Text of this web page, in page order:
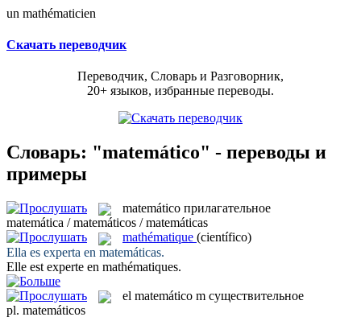
un mathématicien
Скачать переводчик
Переводчик, Словарь и Разговорник,
20+ языков, избранные переводы.
Словарь: "matemático" - переводы и
примеры
matemático прилагательное
matemática / matemáticos / matemáticas
mathématique (científico)
Ella es experta en matemáticas.
Elle est experte en mathématiques.
el matemático m существительное
pl. matemáticos